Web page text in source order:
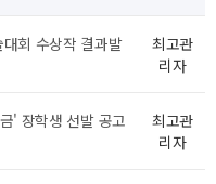
회 수상작 결과발
최고관
리자
' 장학생 선발 공고
최고관
리자